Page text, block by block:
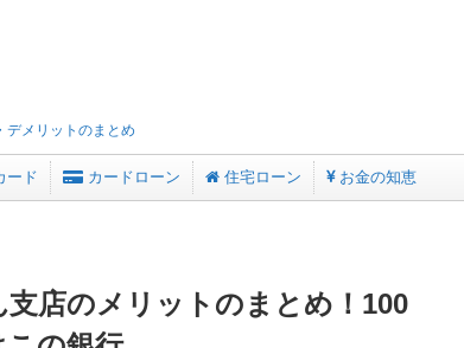
デメリットのまとめ
ード カードローン 住宅ローン お金の知恵
店のメリットのまとめ！100